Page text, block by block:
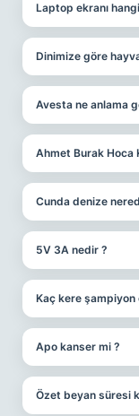
Laptop ekranı
Dinimize göre
Avesta ne anlama
Ahmet Burak Hoca
Cunda denize
5V 3A nedir ?
Kaç kere şampiyon
Apo kanser mi ?
Özet beyan süresi